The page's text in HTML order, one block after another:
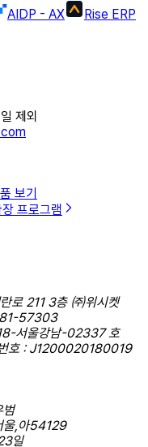
AIDP - AX Rise ERP
제외
보기
프로그램
로 211 3층 ㈜위시켓
81-57303
서울강남-02337 호
호 : J1200020180019
범
울,아54129
일